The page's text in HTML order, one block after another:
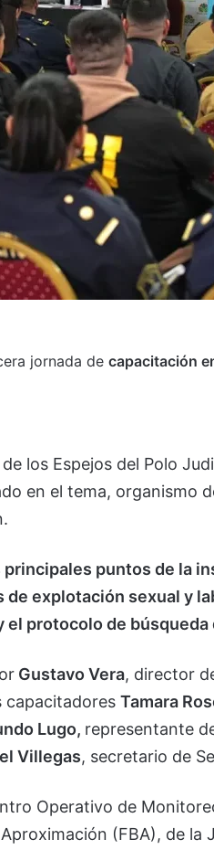
jornada de capacitación
los Espejos del Polo
en el tema, organismo
principales puntos de la
explotación sexual y
protocolo de búsqueda
Gustavo Vera, director
capacitadores Tamara
Lugo, representante
Villegas, secretario de
Operativo de
(FBA), de